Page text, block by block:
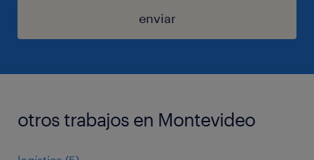
enviar
otros trabajos en Montevideo